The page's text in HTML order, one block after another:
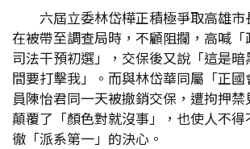
六屆立委林岱樺正積極爭取高雄
在被帶至調查局時，不顧阻攔，高喊「
司法干預初選」，交保後又說「這是
間要打擊我」。而與林岱華同屬「正
員陳怡君同一天被撤銷交保，遭拘押
顛覆了「顏色對就沒事」，也使人不
徹「派系第一」的決心。